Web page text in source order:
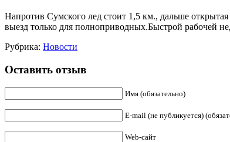
Напротив Сумского лед стоит 1,5 км., дальше
выезд только для полноприводных.Быстрой рабочей
Рубрика: Новости
Оставить отзыв
Имя (обязательно)
E-mail (не публикуется)
Web-сайт